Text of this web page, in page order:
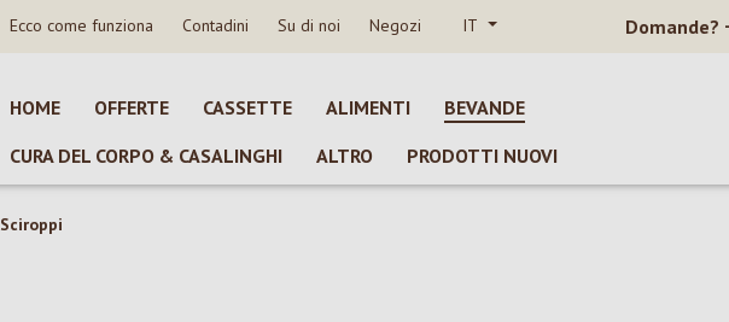
Ecco come funziona Contadini Su di noi Negozi IT Domande?
HOME OFFERTE CASSETTE ALIMENTI
BEVANDE
CURA DEL CORPO & CASALINGHI
ALTRO PRODOTTI NUOVI
Sciroppi